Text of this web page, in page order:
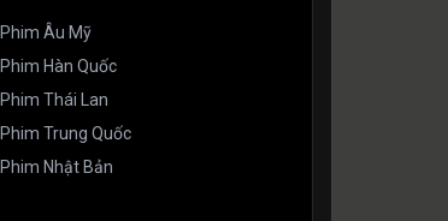
Phim Âu Mỹ
Phim Hàn Quốc
Phim Thái Lan
Phim Trung Quốc
Phim Nhật Bản